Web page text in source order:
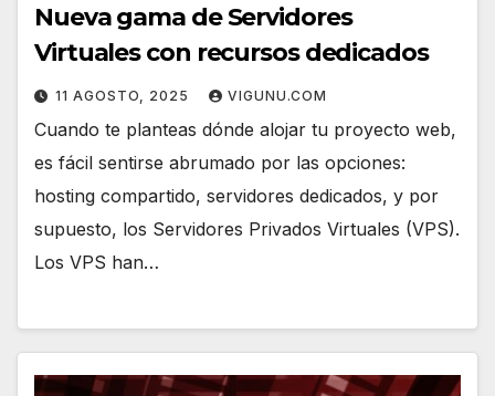
Nueva gama de Servidores
Virtuales con recursos dedicados
11 AGOSTO, 2025 VIGUNU.COM
Cuando te planteas dónde alojar tu proyecto web,
es fácil sentirse abrumado por las opciones:
hosting compartido, servidores dedicados, y por
supuesto, los Servidores Privados Virtuales (VPS).
Los VPS han…